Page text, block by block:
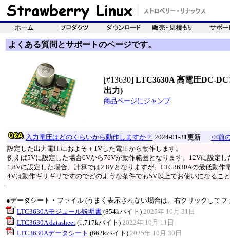
よくある質問とサポートのページです。
[#13630] LTC3630A 高電圧DC-
出力)
商品ページにジャンプ
入力電圧はどのくらいから動作しますか？ 2024-01-31更新
<<前
設定した出力電圧におよそ＋1Vした電圧から動作します。
例えば5Vに設定した場合6Vから76Vが動作範囲となります。12Vに設定
1.8Vに設定した場合、計算では2.8Vとなりますが、LTC3630Aの最低動
4Vは動作ギリギリですのでどのような条件でも5V以上でお使いになるこ
●データシート・ファイル (うまく表示されない場合は、右クリックして
LTC3630Aモジュール説明書 (854kバイト) 2025年 10月 31日
LTC3630A datasheet (1,717kバイト) 2022年 10月 11日
LTC3630Aデータシート (662kバイト) 2025年 10月 30日